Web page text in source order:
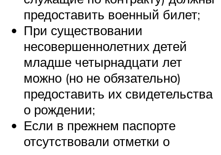
предоставить военный билет;
При существовании
несовершеннолетних детей
младше четырнадцати лет
можно (но не обязательно)
предоставить их свидетельства
о рождении;
Если в прежнем паспорте
отсутствовали отметки о